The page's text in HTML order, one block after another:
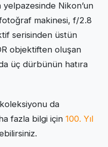
yelpazesinde Nikon’un
makinesi, f/2.8
serisinden üstün
objektiften oluşan
üç dürbünün hatıra
da
fazla bilgi için 100. Yıl